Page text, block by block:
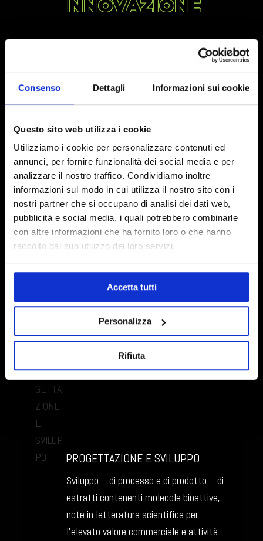
Consenso Dettagli Informazioni sui cookie
Questo sito web utilizza i cookie
Utilizziamo i cookie per personalizzare contenuti ed
annunci, per fornire funzionalità dei social media e per
analizzare il nostro traffico. Condividiamo inoltre
informazioni sul modo in cui utilizza il nostro sito con i
nostri partner che si occupano di analisi dei dati web,
pubblicità e social media, i quali potrebbero combinarle
con altre informazioni che ha fornito loro o che hanno
raccolto dal suo utilizzo dei loro servizi.
Accetta tutti
Personalizza
Rifiuta
INNOVAZIONE
SUPPORTO SCIENTIFICO E ANALITICO
Team multidisciplinare e altamente
qualificato– con anni di esperienza in
scienze della nutrizione, chimica
molecolare – specializzati nella
caratterizzazione chimica e nella
caratterizzazione della bioattività sui
sistemi cellulari umani dei metaboliti
secondari vegetali.
PROGETTAZIONE E SVILUPPO
Sviluppo – di processo e di prodotto – di
estratti contenenti molecole bioattive,
note in letteratura scientifica per
l’elevato valore commerciale e attività